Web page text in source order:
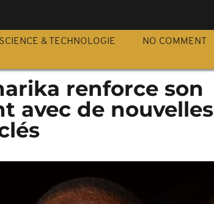
SCIENCE & TECHNOLOGIE NO COMMENT
renforce son
avec de nouvelles